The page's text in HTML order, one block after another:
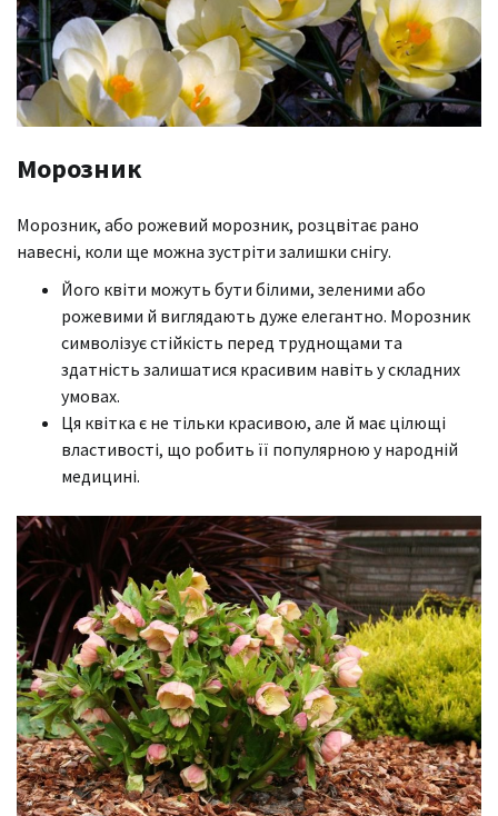
Морозник
Морозник, або рожевий морозник, розцвітає рано
навесні, коли ще можна зустріти залишки снігу.
Його квіти можуть бути білими, зеленими або
рожевими й виглядають дуже елегантно. Морозник
символізує стійкість перед труднощами та
здатність залишатися красивим навіть у складних
умовах.
Ця квітка є не тільки красивою, але й має цілющі
властивості, що робить її популярною у народній
медицині.